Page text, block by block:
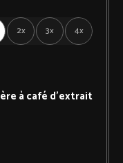
2x 3x 4x
à café d’extrait